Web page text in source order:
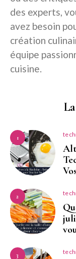
des experts,
avez besoin
création
équipe
cuisine.
1
2
3